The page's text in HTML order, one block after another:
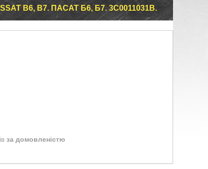
B6, B7. ПАСАТ Б6, Б7. 3C0011031B.
за домовленістю